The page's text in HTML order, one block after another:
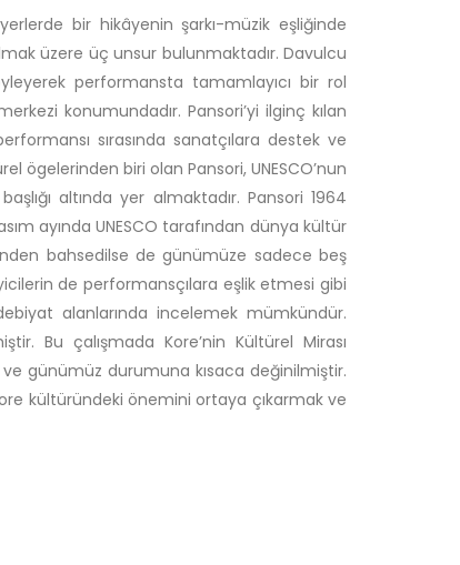
bir hikâyenin şarkı-müzik eşliğinde
üzere üç unsur bulunmaktadır. Davulcu
performansta tamamlayıcı bir rol
konumundadır. Pansori’yi ilginç kılan
sırasında sanatçılara destek ve
ögelerinden biri olan Pansori, UNESCO’nun
altında yer almaktadır. Pansori 1964
ayında UNESCO tarafından dünya kültür
bahsedilse de günümüze sadece beş
de performansçılara eşlik etmesi gibi
alanlarında incelemek mümkündür.
Bu çalışmada Kore’nin Kültürel Mirası
ve günümüz durumuna kısaca değinilmiştir.
kültüründeki önemini ortaya çıkarmak ve